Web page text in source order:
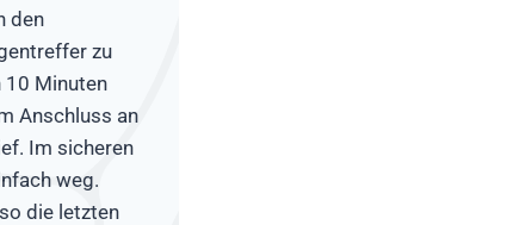
den
zu
10 Minuten
Anschluss an
Im sicheren
weg.
die letzten